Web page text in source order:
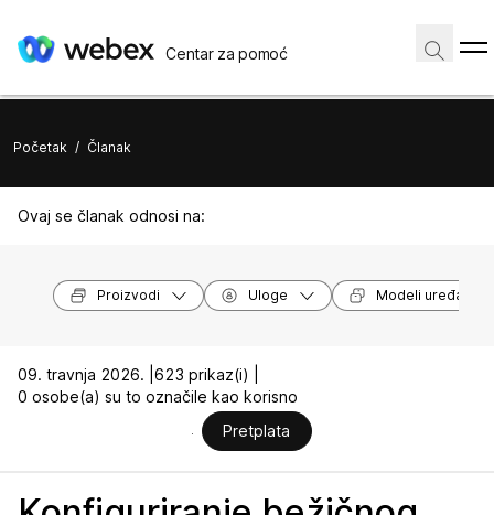
Centar za pomoć
Početak / Članak
Ovaj se članak odnosi na:
Proizvodi Uloge Modeli uređaja
09. travnja 2026. | 623 prikaz(i) |
0 osobe(a) su to označile kao korisno
Pretplata